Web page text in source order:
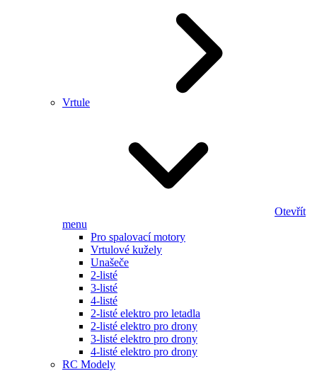
Vrtule
Otevřít
menu
Pro spalovací motory
Vrtulové kužely
Unašeče
2-listé
3-listé
4-listé
2-listé elektro pro letadla
2-listé elektro pro drony
3-listé elektro pro drony
4-listé elektro pro drony
RC Modely